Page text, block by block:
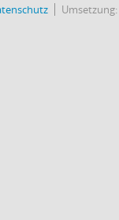
Umsetzung: